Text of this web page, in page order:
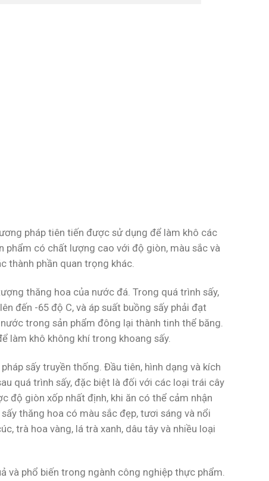
pháp tiên tiến được sử dụng để làm khô các
phẩm có chất lượng cao với độ giòn, màu sắc và
thành phần quan trọng khác.
thăng hoa của nước đá. Trong quá trình sấy,
đến -65 độ C, và áp suất buồng sấy phải đạt
trong sản phẩm đông lại thành tinh thể băng.
làm khô không khí trong khoang sấy.
sấy truyền thống. Đầu tiên, hình dạng và kích
quá trình sấy, đặc biệt là đối với các loại trái cây
độ giòn xốp nhất định, khi ăn có thể cảm nhận
thăng hoa có màu sắc đẹp, tươi sáng và nổi
trà hoa vàng, lá trà xanh, dâu tây và nhiều loại
và phổ biến trong ngành công nghiệp thực phẩm.